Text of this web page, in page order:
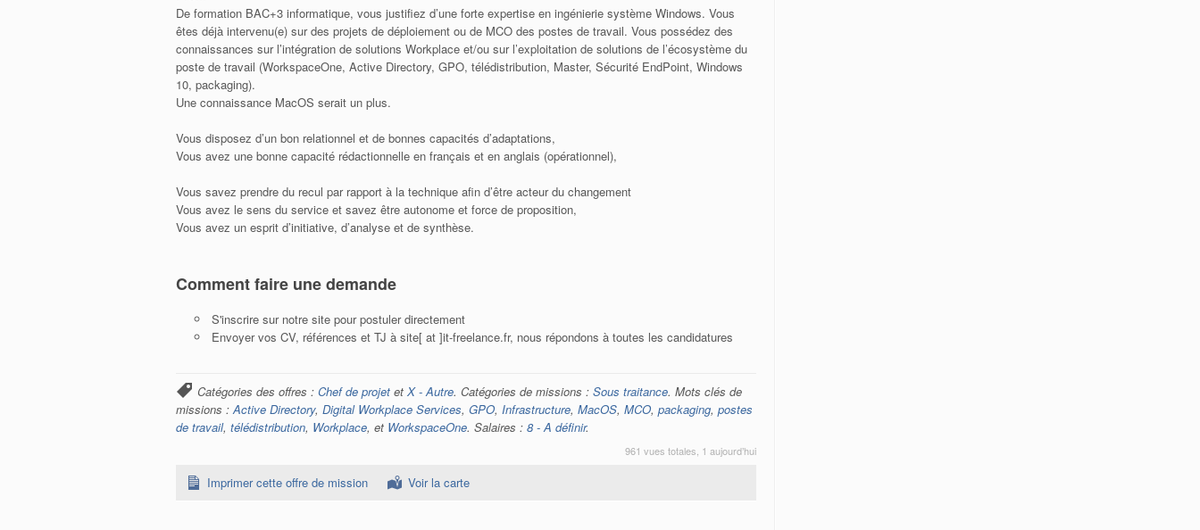
De formation BAC+3 informatique, vous justifiez d’une forte expertise en ingénierie système Windows. Vous
êtes déjà intervenu(e) sur des projets de déploiement ou de MCO des postes de travail. Vous possédez des
connaissances sur l’intégration de solutions Workplace et/ou sur l’exploitation de solutions de l’écosystème du
poste de travail (WorkspaceOne, Active Directory, GPO, télédistribution, Master, Sécurité EndPoint, Windows
10, packaging).
Une connaissance MacOS serait un plus.
Vous disposez d’un bon relationnel et de bonnes capacités d’adaptations,
Vous avez une bonne capacité rédactionnelle en français et en anglais (opérationnel),
Vous savez prendre du recul par rapport à la technique afin d’être acteur du changement
Vous avez le sens du service et savez être autonome et force de proposition,
Vous avez un esprit d’initiative, d’analyse et de synthèse.
Comment faire une demande
S'inscrire sur notre site pour postuler directement
Envoyer vos CV, références et TJ à site[ at ]it-freelance.fr, nous répondons à toutes les candidatures
Catégories des offres : Chef de projet et X - Autre. Catégories de missions : Sous traitance. Mots clés de
missions :Active Directory, Digital Workplace Services, GPO, Infrastructure, MacOS, MCO, packaging, postes
de travail, télédistribution, Workplace, et WorkspaceOne. Salaires : 8 - A définir.
961 vues totales, 1 aujourd’hui
Imprimer cette offre de mission Voir la carte